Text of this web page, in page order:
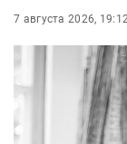
7 августа 2026,